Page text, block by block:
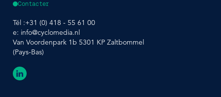
Contacter
Tél :+31 (0) 418 - 55 61 00
e: info@cyclomedia.nl
Van Voordenpark 1b 5301 KP Zaltbommel
(Pays-Bas)